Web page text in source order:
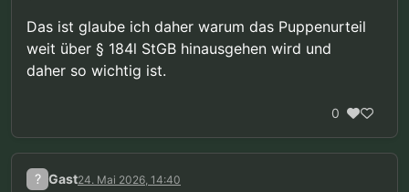
Das ist glaube ich daher warum das Puppenurteil
weit über § 184l StGB hinausgehen wird und
daher so wichtig ist.
0
? Gast24. Mai 2026, 14:40